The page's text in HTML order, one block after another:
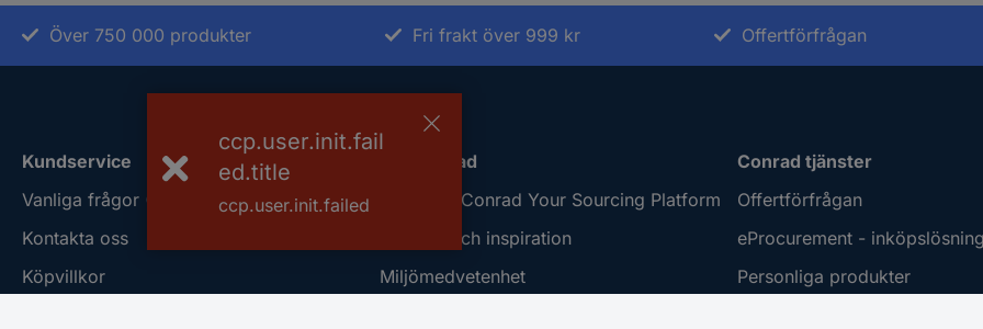
Över 750 000 produkter Fri frakt över 999 kr Offertförfrågan
Kundservice
Vanliga frågor (FAQ)
Kontakta oss
Köpvillkor
Om Conrad
Om oss - Conrad Your Sourcing Platform
Nyheter och inspiration
Miljömedvetenhet
Conrad tjänster
Offertförfrågan
eProcurement -
Personliga produkter
ccp.user.init.fail
ed.title
ccp.user.init.failed